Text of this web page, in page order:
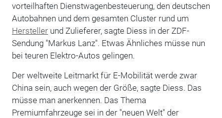
vorteilhaften Dienstwagenbesteuerung, den deutschen
Autobahnen und dem gesamten Cluster rund um
Herstellerund Zulieferer, sagte Diess in der ZDF-
Sendung "Markus Lanz". Etwas Ähnliches müsse nun
bei teuren Elektro-Autos gelingen.
Der weltweite Leitmarkt für E-Mobilität werde zwar
China sein, auch wegen der Größe, sagte Diess. Das
müsse man anerkennen. Das Thema
Premiumfahrzeuge sei in der "neuen Welt" der